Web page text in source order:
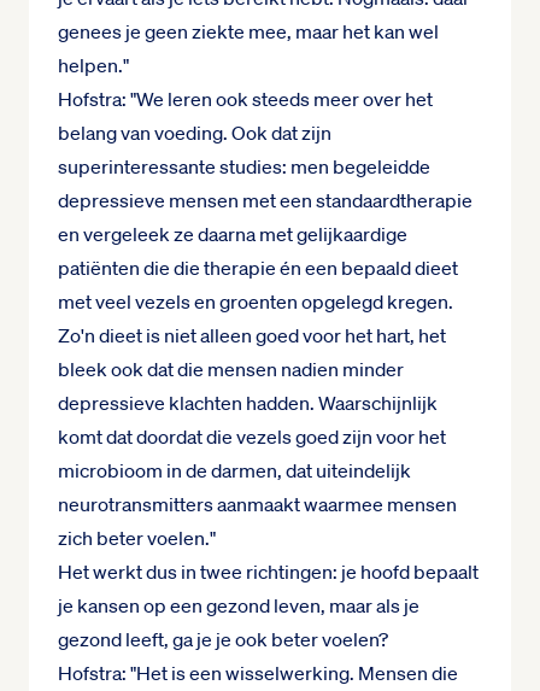
genees je geen ziekte mee, maar het kan wel
helpen."
Hofstra: "We leren ook steeds meer over het
belang van voeding. Ook dat zijn
superinteressante studies: men begeleidde
depressieve mensen met een standaardtherapie
en vergeleek ze daarna met gelijkaardige
patiënten die die therapie én een bepaald dieet
met veel vezels en groenten opgelegd kregen.
Zo'n dieet is niet alleen goed voor het hart, het
bleek ook dat die mensen nadien minder
depressieve klachten hadden. Waarschijnlijk
komt dat doordat die vezels goed zijn voor het
microbioom in de darmen, dat uiteindelijk
neurotransmitters aanmaakt waarmee mensen
zich beter voelen."
Het werkt dus in twee richtingen: je hoofd bepaalt
je kansen op een gezond leven, maar als je
gezond leeft, ga je je ook beter voelen?
Hofstra: "Het is een wisselwerking. Mensen die